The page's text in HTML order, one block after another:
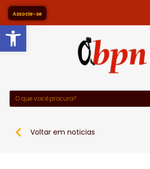
Barra de
Associe-se
Voltar em noticias